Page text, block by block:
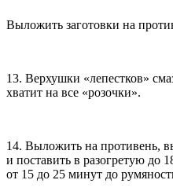
Выложить заготовки на
13. Верхушки «лепестков»
хватит на все «розочки».
14. Выложить на противень,
и поставить в разогретую до
от 15 до 25 минут до